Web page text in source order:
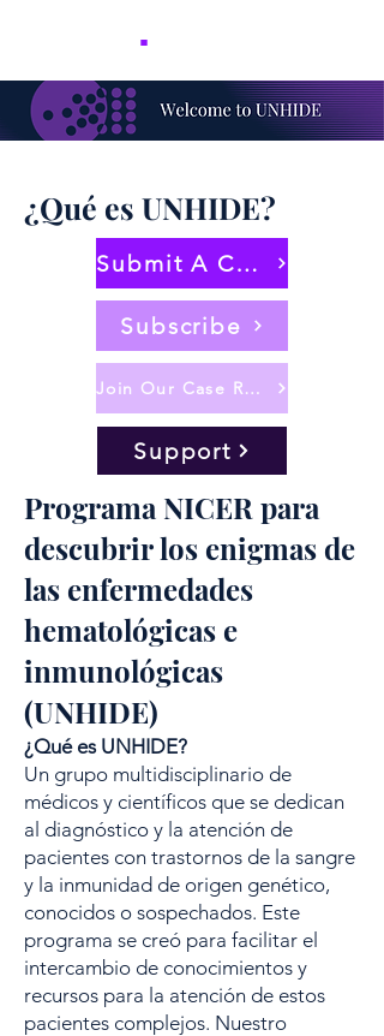
.
¿Qué es UNHIDE?
Submit A Case
Subscribe
Join Our Case Reviewers
Support
Programa NICER para
descubrir los enigmas de
las enfermedades
hematológicas e
inmunológicas
(UNHIDE)
¿Qué es UNHIDE?
Un grupo multidisciplinario de
médicos y científicos que se dedican
al diagnóstico y la atención de
pacientes con trastornos de la sangre
y la inmunidad de origen genético,
conocidos o sospechados. Este
programa se creó para facilitar el
intercambio de conocimientos y
recursos para la atención de estos
pacientes complejos. Nuestro